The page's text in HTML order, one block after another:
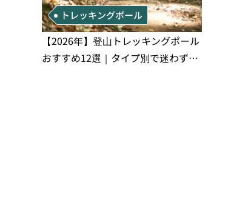
トレッキングポール
【2026年】登山トレッキングポール
おすすめ12選｜タイプ別で迷わず選